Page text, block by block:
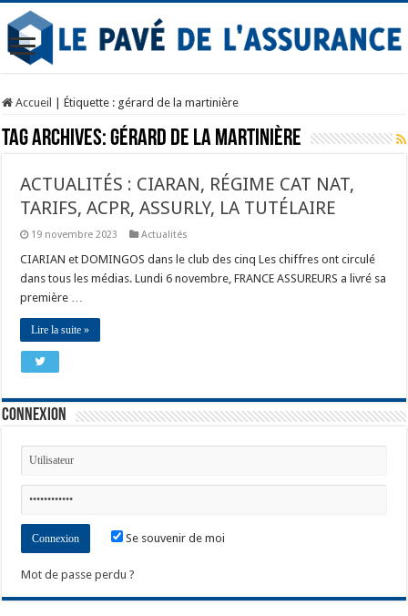
Accueil Étiquette : gérard de la martinière
Tag Archives:gérard de la martinière
ACTUALITÉS : CIARAN, RÉGIME CAT NAT,
TARIFS, ACPR, ASSURLY, LA TUTÉLAIRE
19 novembre 2023 Actualités
CIARIAN et DOMINGOS dans le club des cinq Les chiffres ont circulé
dans tous les médias. Lundi 6 novembre, FRANCE ASSUREURS a livré sa
première …
Lire la suite »
Connexion
Se souvenir de moi
Mot de passe perdu ?